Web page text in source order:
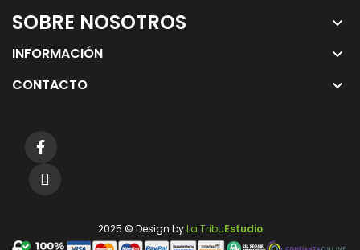
SOBRE NOSOTROS keyboard_arrow_down
INFORMACIÓN keyboard_arrow_down
CONTACTO keyboard_arrow_down
2025 © Design by La TribuEstudio